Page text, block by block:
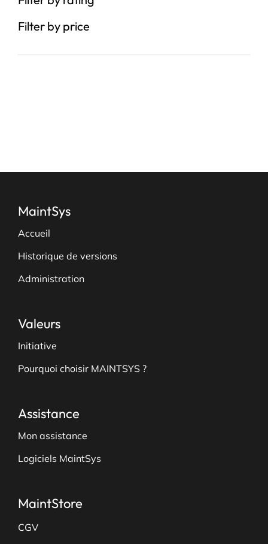
Filter by price
MaintSys
Accueil
Historique de versions
Administration
Valeurs
Initiative
Pourquoi choisir MAINTSYS ?
Assistance
Mon assistance
Logiciels MaintSys
MaintStore
CGV